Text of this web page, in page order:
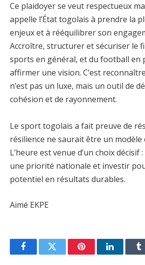
Ce plaidoyer se veut respectueux
appelle l’État togolais à prendre la
enjeux et à rééquilibrer son
Accroître, structurer et sécuriser le
sports en général, et du football en
affirmer une vision. C’est
n’est pas un luxe, mais un outil de
cohésion et de rayonnement.
Le sport togolais a fait preuve de
résilience ne saurait être un modèle
L’heure est venue d’un choix
une priorité nationale et investir
potentiel en résultats durables.
Aimé EKPE
FacebookTwitter PinterestLinkedIn